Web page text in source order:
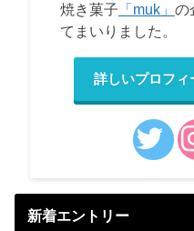
焼き菓子 「muk」 の
てまいりました。
詳しいプロフィ
新着エントリー